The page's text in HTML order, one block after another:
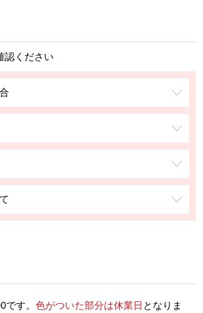
認ください
す。 色がついた部分は休業日 となりま